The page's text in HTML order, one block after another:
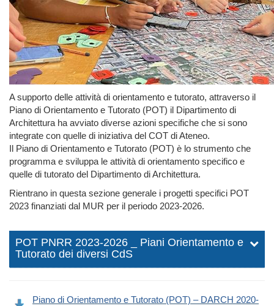
A supporto delle attività di orientamento e tutorato, attraverso il
Piano di Orientamento e Tutorato (POT) il Dipartimento di
Architettura ha avviato diverse azioni specifiche che si sono
integrate con quelle di iniziativa del COT di Ateneo.
Il Piano di Orientamento e Tutorato (POT) è lo strumento che
programma e sviluppa le attività di orientamento specifico e
quelle di tutorato del Dipartimento di Architettura.
Rientrano in questa sezione generale i progetti specifici POT
2023 finanziati dal MUR per il periodo 2023-2026.
POT PNRR 2023-2026 _ Piani Orientamento e
Tutorato dei diversi CdS
Piano di Orientamento e Tutorato (POT) – DARCH 2020-